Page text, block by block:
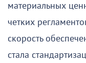
материальных
четких
скорость
стала